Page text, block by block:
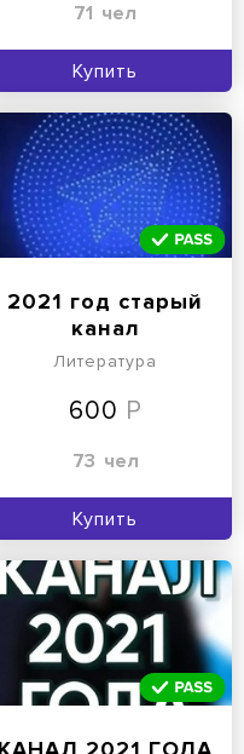
71 чел
Купить
2021 год старый
канал
Литература
600
73 чел
Купить